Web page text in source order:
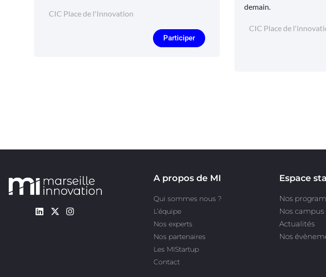
CIC Place de l'Innovation
Participer
demain.
CIC Place de
A propos de MI
Qui sommes nous ?
L’équipe
Nos experts
Nos partenaires
Les MIStartup
Contact
Espace
Nos
Nos campus
Actualités
Nos